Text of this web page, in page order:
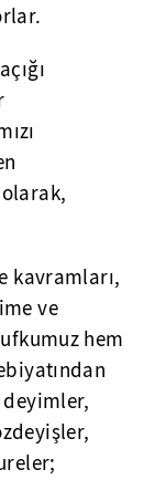
kavramları,
ve
hem